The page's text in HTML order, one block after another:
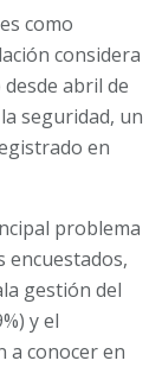
como
considera
abril de
seguridad, un
en
problema
encuestados,
gestión del
y el
a conocer en